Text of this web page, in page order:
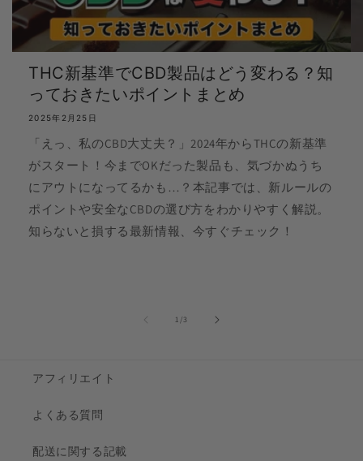
THC新基準でCBD製品はどう変わる？知
っておきたいポイントまとめ
2025年2月25日
「えっ、私のCBD大丈夫？」2024年からTHCの新基準
がスタート！今までOKだった製品も、気づかぬうち
にアウトになってるかも…？本記事では、新ルールの
ポイントや安全なCBDの選び方をわかりやすく解説。
知らないと損する最新情報、今すぐチェック！
1 /の
3
アフィリエイト
よくある質問
配送に関する記載